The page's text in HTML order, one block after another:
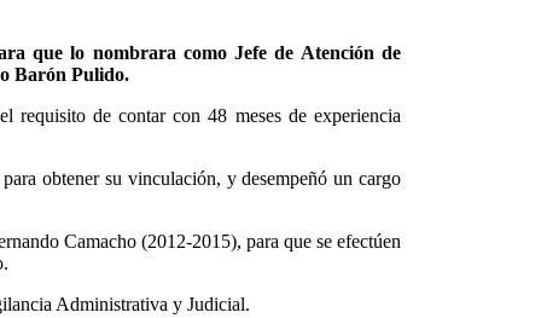
que lo nombrara como Jefe de Atención de
Barón Pulido.
requisito de contar con 48 meses de experiencia
obtener su vinculación, y desempeñó un cargo
Camacho (2012-2015), para que se efectúen
Administrativa y Judicial.